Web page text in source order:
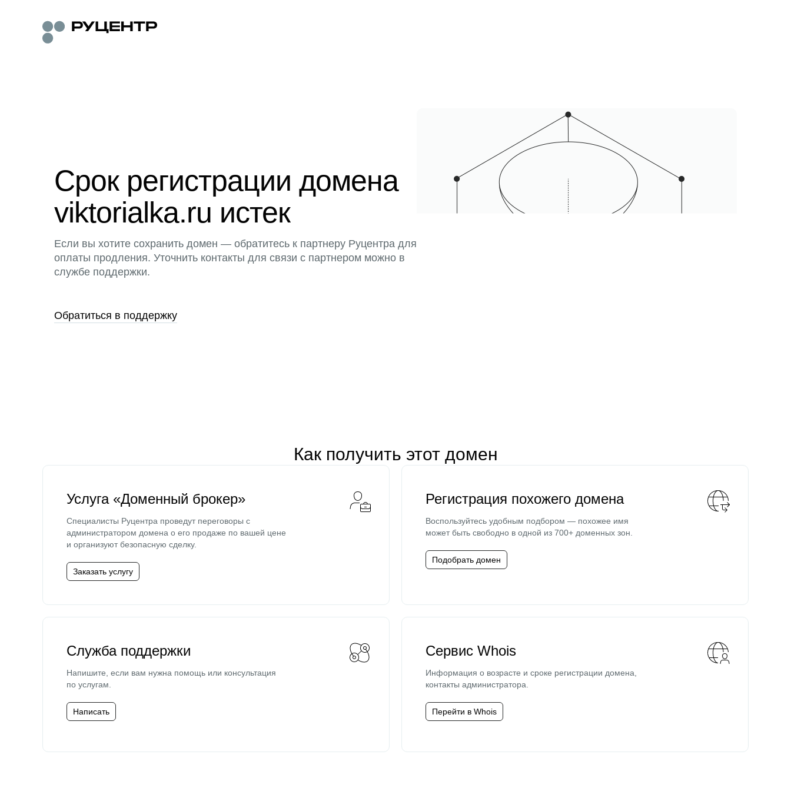
Срок регистрации домена
viktorialka.ru истек
Если вы хотите сохранить домен — обратитесь к партнеру Руцентра для
оплаты продления. Уточнить контакты для связи с партнером можно в
службе поддержки.
Обратиться в поддержку
Как получить этот домен
Услуга «Доменный брокер»
Специалисты Руцентра проведут переговоры с
администратором домена о его продаже по вашей цене
и организуют безопасную сделку.
Заказать услугу
Регистрация похожего домена
Воспользуйтесь удобным подбором — похожее имя
может быть свободно в одной из 700+ доменных зон.
Подобрать домен
Служба поддержки
Напишите, если вам нужна помощь или консультация
по услугам.
Написать
Сервис Whois
Информация о возрасте и сроке регистрации домена,
контакты администратора.
Перейти в Whois